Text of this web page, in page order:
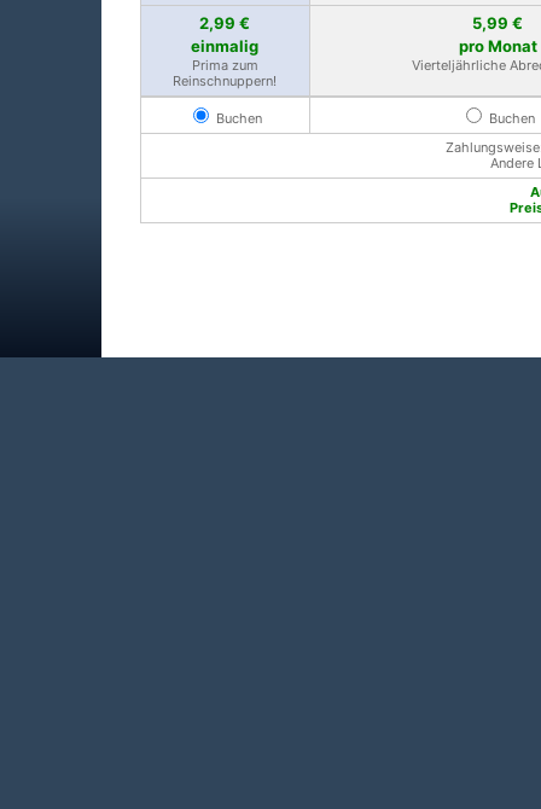
2,99 €
einmalig
Prima zum
Reinschnuppern!
5,99 €
pro Monat
Vierteljährliche
Buchen
Buchen
Andere